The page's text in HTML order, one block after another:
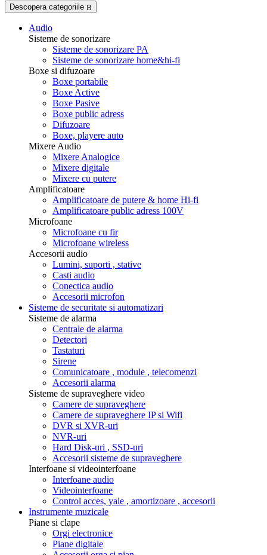
Descopera categoriile
Audio
Sisteme de sonorizare
Sisteme de sonorizare PA
Sisteme de sonorizare home&hi-fi
Boxe si difuzoare
Boxe portabile
Boxe Active
Boxe Pasive
Boxe public adress
Difuzoare
Boxe, playere auto
Mixere Audio
Mixere Analogice
Mixere digitale
Mixere cu putere
Amplificatoare
Amplificatoare de putere & home Hi-fi
Amplificatoare public adress 100V
Microfoane
Microfoane cu fir
Microfoane wireless
Accesorii audio
Lumini, suporti , stative
Casti audio
Conectica audio
Accesorii microfon
Sisteme de securitate si automatizari
Sisteme de alarma
Centrale de alarma
Detectori
Tastaturi
Sirene
Comunicatoare , module , telecomenzi
Accesorii alarma
Sisteme de supraveghere video
Camere de supraveghere
Camere de supraveghere IP si Wifi
DVR si XVR-uri
NVR-uri
Hard Disk-uri , SSD-uri
Accesorii sisteme de supraveghere
Interfoane si videointerfoane
Interfoane audio
Videointerfoane
Control acces, yale , amortizoare , accesorii
Instrumente muzicale
Piane si clape
Orgi electronice
Piane digitale